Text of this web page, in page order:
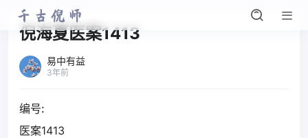
倪海夏医案1413
易中有益
3年前
编号:
医案1413